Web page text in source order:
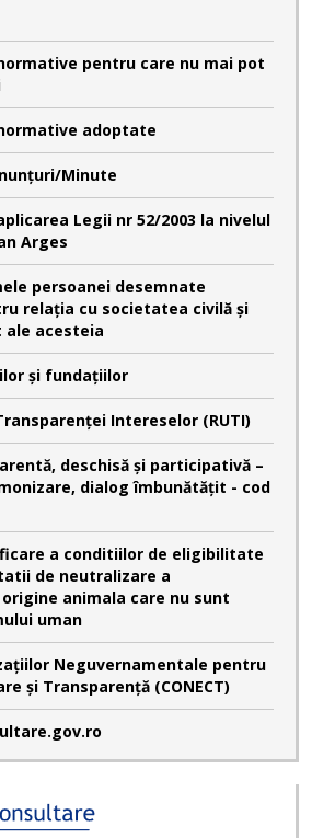
pentru care nu mai pot
adoptate
Minute
Legii nr 52/2003 la nivelul
Arges
persoanei desemnate
relaţia cu societatea civilă şi
acesteia
și fundațiilor
Intereselor (RUTI)
deschisă și participativă –
dialog îmbunătățit - cod
a conditiilor de eligibilitate
de neutralizare a
animala care nu sunt
uman
Neguvernamentale pentru
și Transparență (CONECT)